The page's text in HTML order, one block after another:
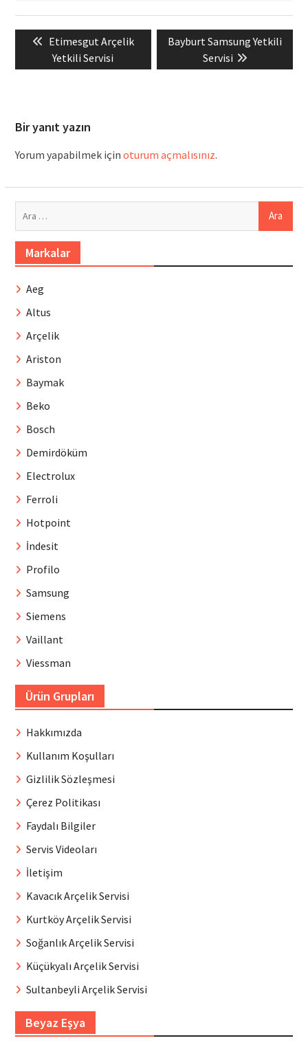
gezinmesi
Previous
post:
Etimesgut Arçelik
Yetkili Servisi
Next
Bayburt Samsung Yetkili
Servisi
Bir yanıt yazın
Yorum yapabilmek için oturum açmalısınız.
Markalar
Aeg
Altus
Arçelik
Ariston
Baymak
Beko
Bosch
Demirdöküm
Electrolux
Ferroli
Hotpoint
İndesit
Profilo
Samsung
Siemens
Vaillant
Viessman
Ürün Grupları
Hakkımızda
Kullanım Koşulları
Gizlilik Sözleşmesi
Çerez Politikası
Faydalı Bilgiler
Servis Videoları
İletişim
Kavacık Arçelik Servisi
Kurtköy Arçelik Servisi
Soğanlık Arçelik Servisi
Küçükyalı Arçelik Servisi
Sultanbeyli Arçelik Servisi
Beyaz Eşya